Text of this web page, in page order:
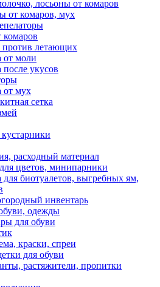
лосьоны от комаров
от комаров, мух
комаров
против летающих
от моли
после укусов
от мух
сетка
кустарники
расходный материал
цветов, минипарники
для биотуалетов, выгребных ям,
инвентарь
одежды
для обуви
краски, спреи
для обуви
растяжители, пропитки